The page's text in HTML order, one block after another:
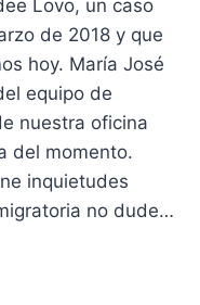
Lovo, un caso
de 2018 y que
hoy. María José
equipo de
nuestra oficina
del momento.
inquietudes
no dude…